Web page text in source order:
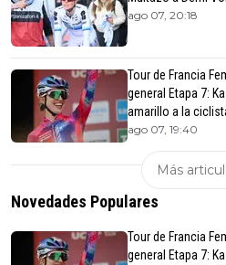
ago 07, 20:18
Tour de Francia
general Etapa 7:
amarillo a la
ago 07, 19:40
Más
Novedades Populares
Tour de Francia
general Etapa 7: